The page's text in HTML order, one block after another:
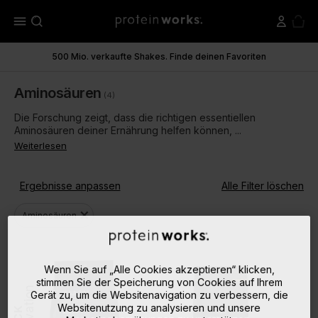
menu
500 Mio. verkaufte Shakes. Finde deinen Favoriten
Aminosäuren (4)
Die Forschung zeigt, dass die richtigen essentiellen
Aminosäuren deiner Ernährung helfen können, ...
Weiterlesen
Ergebnisse anpassen Alle Filter löschen
Aminosäurenclose
Wenn Sie auf „Alle Cookies akzeptieren“ klicken,
stimmen Sie der Speicherung von Cookies auf Ihrem
Gerät zu, um die Websitenavigation zu verbessern, die
Websitenutzung zu analysieren und unsere